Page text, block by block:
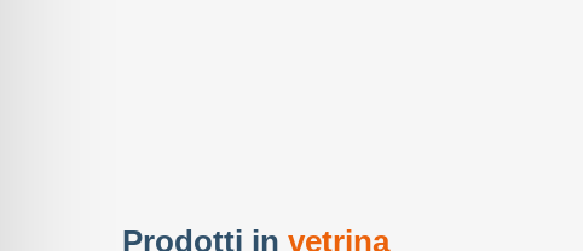
Prodotti in vetrina